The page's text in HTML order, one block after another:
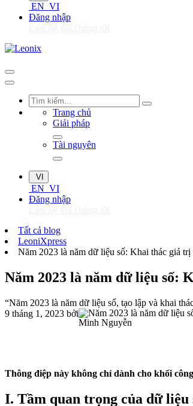
EN VI
Đăng nhập
Trang chủ
Giải pháp
Tài nguyên
VI
EN VI
Đăng nhập
Tất cả blog
LeoniXpress
Năm 2023 là năm dữ liệu số: Khai thác giá
Năm 2023 là năm dữ liệu số:
​“Năm 2023 là năm dữ liệu số, tạo lập và khai
9 tháng 1, 2023 bởi
Minh Nguyễn
​Thông điệp này không chỉ dành cho khối
I. Tầm quan trọng của dữ liệu